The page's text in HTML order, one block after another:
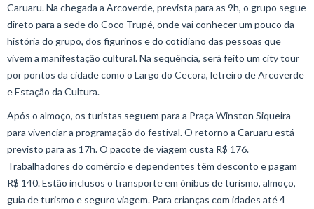
Caruaru. Na chegada a Arcoverde, prevista para as 9h, o grupo segue
direto para a sede do Coco Trupé, onde vai conhecer um pouco da
história do grupo, dos figurinos e do cotidiano das pessoas que
vivem a manifestação cultural. Na sequência, será feito um city tour
por pontos da cidade como o Largo do Cecora, letreiro de Arcoverde
e Estação da Cultura.
Após o almoço, os turistas seguem para a Praça Winston Siqueira
para vivenciar a programação do festival. O retorno a Caruaru está
previsto para as 17h. O pacote de viagem custa R$ 176.
Trabalhadores do comércio e dependentes têm desconto e pagam
R$ 140. Estão inclusos o transporte em ônibus de turismo, almoço,
guia de turismo e seguro viagem. Para crianças com idades até 4